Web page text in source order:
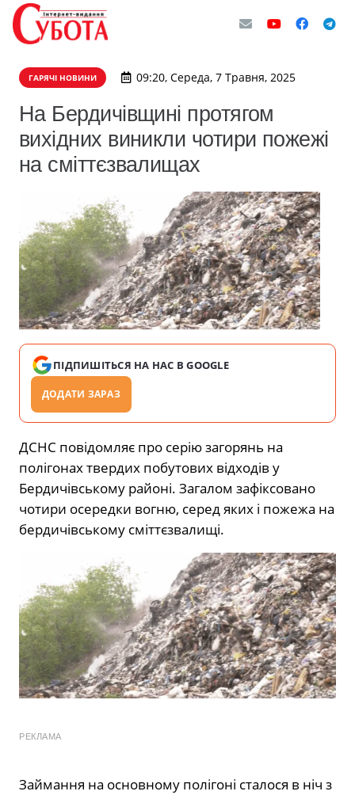
ГАРЯЧІ НОВИНИ 09:20, Середа, 7 Травня, 2025
На Бердичівщині протягом
вихідних виникли чотири пожежі
на сміттєзвалищах
ПІДПИШІТЬСЯ НА НАС В GOOGLE
ДОДАТИ ЗАРАЗ
ДСНС повідомляє про серію загорянь на
полігонах твердих побутових відходів у
Бердичівському районі. Загалом зафіксовано
чотири осередки вогню, серед яких і пожежа на
бердичівському сміттєзвалищі.
РЕКЛАМА
Займання на основному полігоні сталося в ніч з